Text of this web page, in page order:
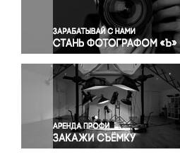
Правосудие
Происшествия и конфликты
Религия
Светская жизнь
Спорт
Экология
Экономика и бизнес